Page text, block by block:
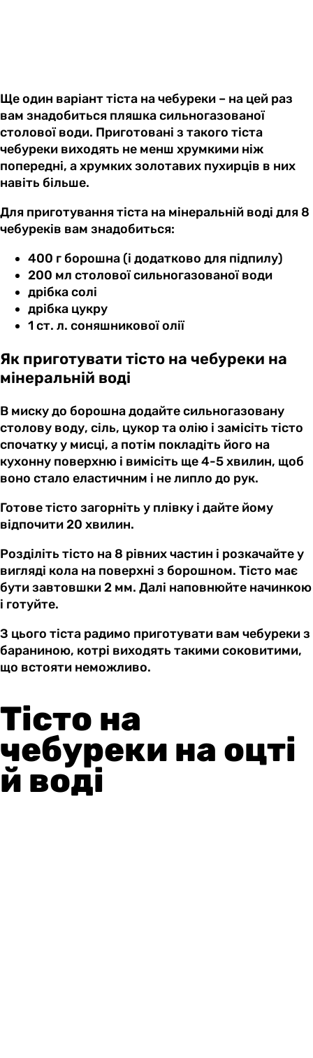
Ще один варіант тіста на чебуреки – на цей раз
вам знадобиться пляшка сильногазованої
столової води. Приготовані з такого тіста
чебуреки виходять не менш хрумкими ніж
попередні, а хрумких золотавих пухирців в них
навіть більше.
Для приготування тіста на мінеральній воді для 8
чебуреків вам знадобиться:
400 г борошна (і додатково для підпилу)
200 мл столової сильногазованої води
дрібка солі
дрібка цукру
1 ст. л. соняшникової олії
Як приготувати тісто на чебуреки на
мінеральній воді
В миску до борошна додайте сильногазовану
столову воду, сіль, цукор та олію і замісіть тісто
спочатку у мисці, а потім покладіть його на
кухонну поверхню і вимісіть ще 4-5 хвилин, щоб
воно стало еластичним і не липло до рук.
Готове тісто загорніть у плівку і дайте йому
відпочити 20 хвилин.
Розділіть тісто на 8 рівних частин і розкачайте у
вигляді кола на поверхні з борошном. Тісто має
бути завтовшки 2 мм. Далі наповнюйте начинкою
і готуйте.
З цього тіста радимо приготувати вам чебуреки з
бараниною, котрі виходять такими соковитими,
що встояти неможливо.
Тісто на
чебуреки на оцті
й воді